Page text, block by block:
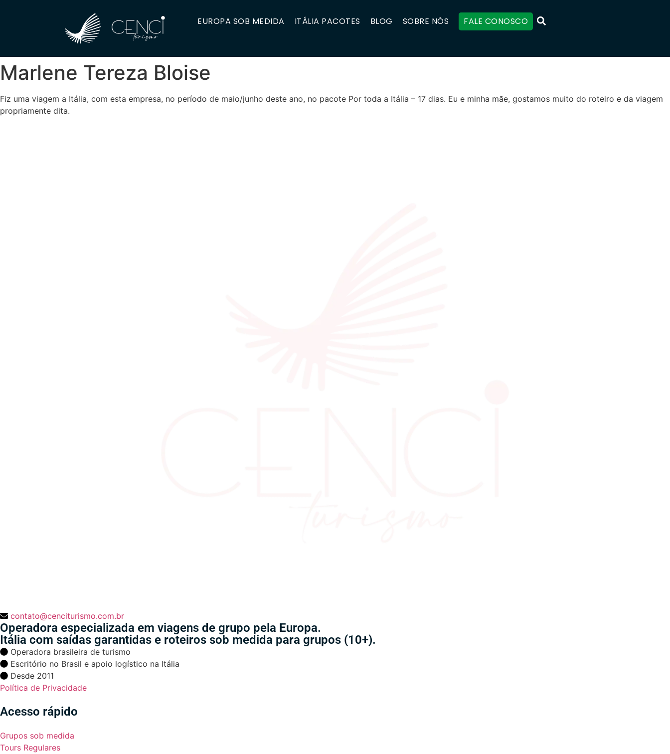
EUROPA SOB MEDIDA ITÁLIA PACOTES BLOG SOBRE NÓS FALE CONOSCO
M​arlene Tereza Bloise
Fiz uma viagem a Itália, com esta empresa, no período de maio/junho deste ano, no pacote Por toda a Itália – 17 dias. Eu e minha mãe, gostamos muito do roteiro e da viagem
propriamente dita.
contato@cenciturismo.com.br
Operadora especializada em viagens de grupo pela Europa.
Itália com saídas garantidas e roteiros sob medida para grupos (10+).
Operadora brasileira de turismo
Escritório no Brasil e apoio logístico na Itália
Desde 2011
Política de Privacidade
Acesso rápido
Grupos sob medida
Tours Regulares